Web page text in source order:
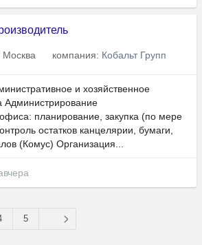
Москва компания: Кобальт Групп
и хозяйственное
Администрирование
планирование, закупка (по мере
остатков канцелярии, бумаги,
(Комус) Организация...
5